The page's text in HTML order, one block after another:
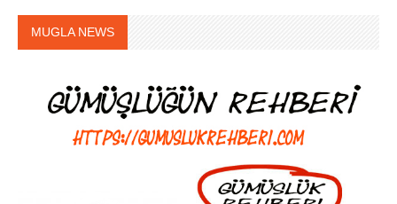
MUGLA NEWS